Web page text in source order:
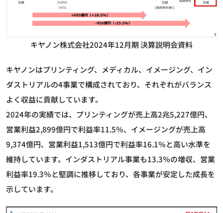
キヤノン株式会社2024年12月期 決算説明会資料
キヤノンはプリンティング、メディカル、イメージング、イン
ダストリアルの4事業で構成されており、それぞれがバランス
よく収益に貢献しています。
2024年の実績では、プリンティングが売上高2兆5,227億円、
営業利益2,899億円で利益率11.5％、イメージングが売上高
9,374億円、営業利益1,513億円で利益率16.1％と高い水準を
維持しています。インダストリアル事業も13.3％の増収、営業
利益率19.3％と堅調に推移しており、各事業が安定した成長を
示しています。